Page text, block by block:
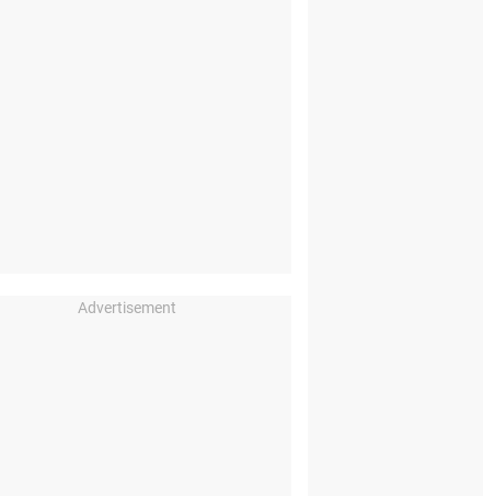
Advertisement